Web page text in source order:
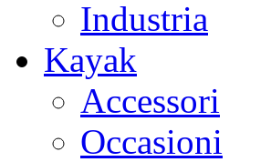
Industria
Kayak
Accessori
Occasioni